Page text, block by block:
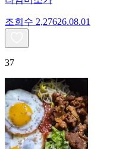
조회수 2,27626.08.01
37